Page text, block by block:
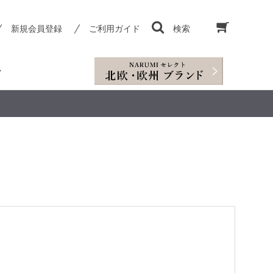
新規会員登録 ご利用ガイド 検索